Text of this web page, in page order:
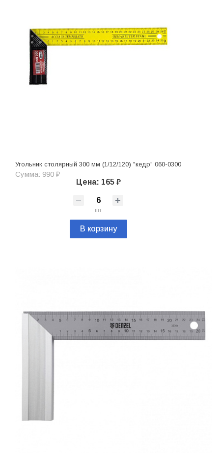
Угольник столярный 300 мм (1/12/120) "кедр" 060-0300
Сумма: 990 ₽
Цена: 165 ₽
шт
В корзину